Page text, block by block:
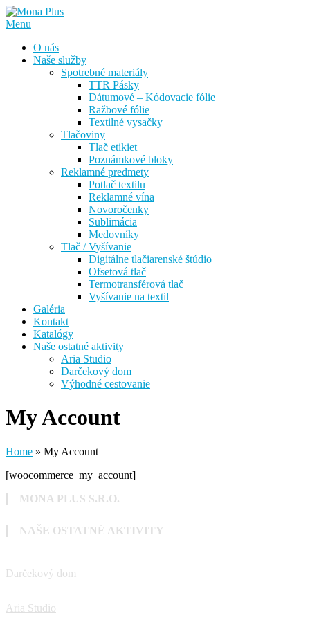
Prejsť
na
Menu
O nás
Naše služby
Spotrebné materiály
TTR Pásky
Dátumové – Kódovacie fólie
Ražbové fólie
Textilné vysačky
Tlačoviny
Tlač etikiet
Poznámkové bloky
Reklamné predmety
Potlač textilu
Reklamné vína
Novoročenky
Sublimácia
Medovníky
Tlač / Vyšívanie
Digitálne tlačiarenské štúdio
Ofsetová tlač
Termotransférová tlač
Vyšívanie na textil
Galéria
Kontakt
Katalógy
Naše ostatné aktivity
Aria Studio
Darčekový dom
Výhodné cestovanie
My Account
Home » My Account
[woocommerce_my_account]
MONA PLUS S.R.O.
NAŠE OSTATNÉ AKTIVITY
Darčekový dom
Aria Studio